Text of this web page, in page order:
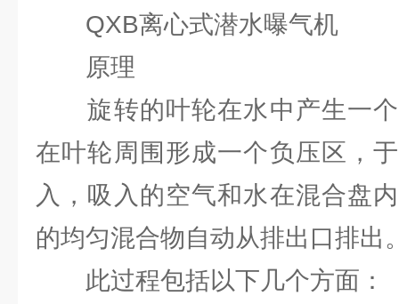
QXB离心式潜水曝气机
原理
旋转的叶轮在水中产生一个
在叶轮周围形成一个负压区，
入，吸入的空气和水在混合盘
的均匀混合物自动从排出口
此过程包括以下几个方面